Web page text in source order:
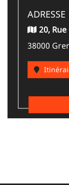
ADRESSE
20,
38000